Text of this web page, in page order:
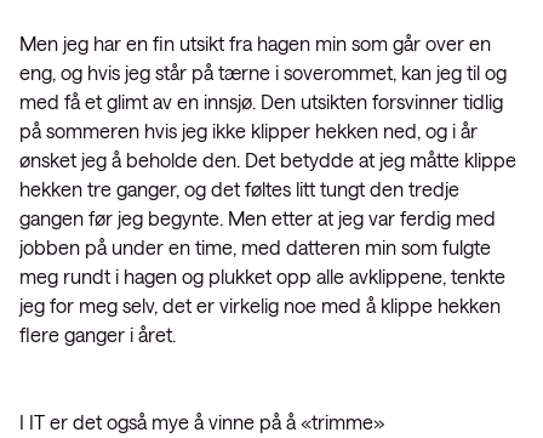
Men jeg har en fin utsikt fra hagen min som går over en
eng, og hvis jeg står på tærne i soverommet, kan jeg til og
med få et glimt av en innsjø. Den utsikten forsvinner tidlig
på sommeren hvis jeg ikke klipper hekken ned, og i år
ønsket jeg å beholde den. Det betydde at jeg måtte klippe
hekken tre ganger, og det føltes litt tungt den tredje
gangen før jeg begynte. Men etter at jeg var ferdig med
jobben på under en time, med datteren min som fulgte
meg rundt i hagen og plukket opp alle avklippene, tenkte
jeg for meg selv, det er virkelig noe med å klippe hekken
flere ganger i året.
I IT er det også mye å vinne på å «trimme»